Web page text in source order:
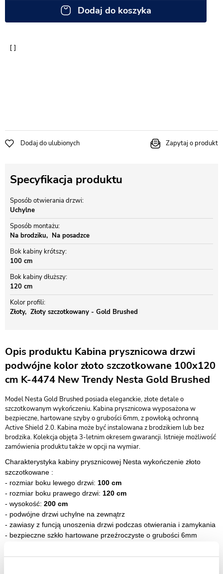
Dodaj do koszyka
Dodaj do ulubionych Zapytaj o produkt
Specyfikacja produktu
Sposób otwierania drzwi
Uchylne
Sposób montażu
Na brodziku
Na posadzce
Bok kabiny krótszy
100 cm
Bok kabiny dłuższy
120 cm
Kolor profili
Złoty
Złoty szczotkowany - Gold Brushed
Opis produktu Kabina prysznicowa drzwi
podwójne kolor złoto szczotkowane 100x120
cm K-4474 New Trendy Nesta Gold Brushed
Model Nesta Gold Brushed posiada eleganckie, złote detale o
szczotkowanym wykończeniu. Kabina prysznicowa wyposażona w
bezpieczne, hartowane szyby o grubości 6mm, z powłoką ochronną
Active Shield 2.0. Kabina może być instalowana z brodzikiem lub bez
brodzika. Kolekcja objęta 3-letnim okresem gwarancji. Istnieje możliwość
zamówienia produktu także w opcji na wymiar.
Charakterystyka kabiny prysznicowej Nesta wykończenie złoto
szczotkowane :
- rozmiar boku lewego drzwi: 100 cm
- rozmiar boku prawego drzwi: 120 cm
- wysokość: 200 cm
- podwójne drzwi uchylne na zewnątrz
- zawiasy z funcją unoszenia drzwi podczas otwierania i zamykania
- bezpieczne szkło hartowane przeźroczyste o grubości 6mm
osadzaniu kamienia)